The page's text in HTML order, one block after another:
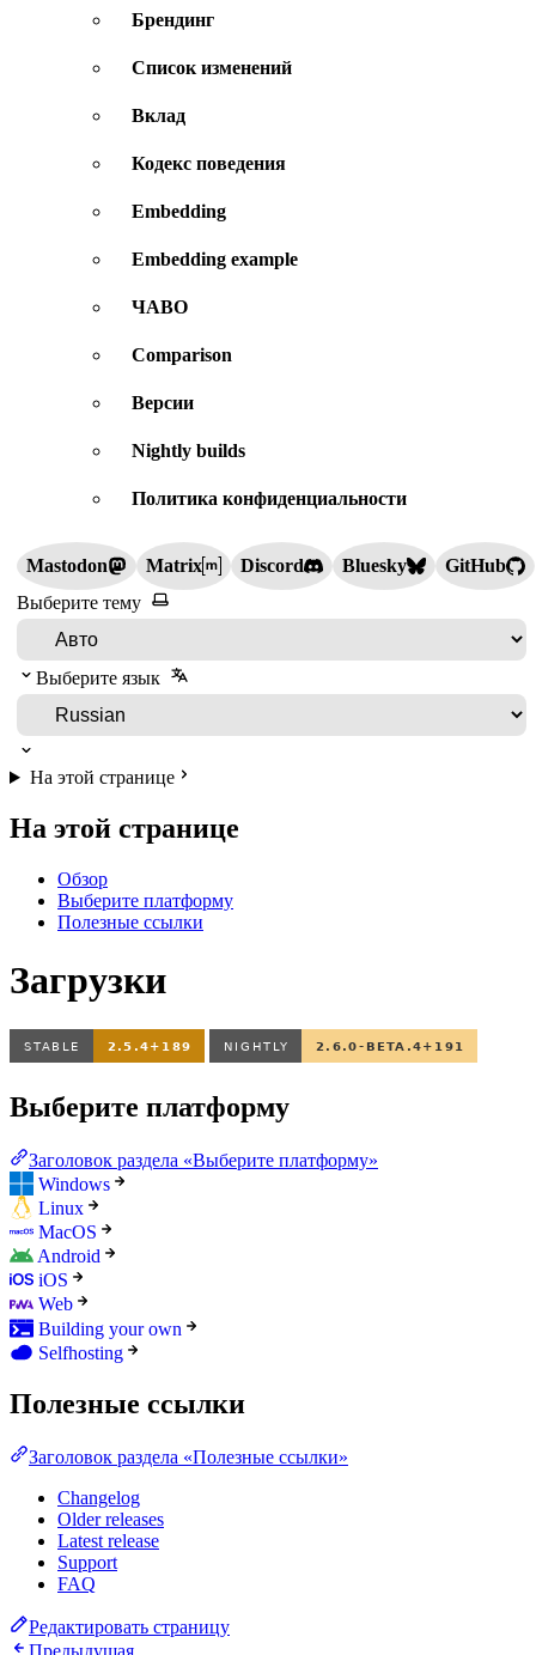
Брендинг
Список изменений
Вклад
Кодекс поведения
Embedding
Embedding example
ЧАВО
Comparison
Версии
Nightly builds
Политика конфиденциальности
Mastodon Matrix Discord Bluesky
GitHub
Выберите тему
Выберите язык
На этой странице
На этой странице
Обзор
Выберите платформу
Полезные ссылки
Загрузки
Выберите платформу
Заголовок раздела «Выберите платформу»
Windows
Linux
MacOS
Android
iOS
Web
Building your own
Selfhosting
Полезные ссылки
Заголовок раздела «Полезные ссылки»
Changelog
Older releases
Latest release
Support
FAQ
Редактировать страницу
Предыдущая